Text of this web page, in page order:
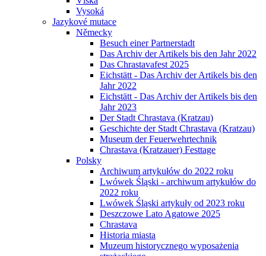
Vysoká
Jazykové mutace
Německy
Besuch einer Partnerstadt
Das Archiv der Artikels bis den Jahr 2022
Das Chrastavafest 2025
Eichstätt - Das Archiv der Artikels bis den
Jahr 2022
Eichstätt - Das Archiv der Artikels bis den
Jahr 2023
Der Stadt Chrastava (Kratzau)
Geschichte der Stadt Chrastava (Kratzau)
Museum der Feuerwehrtechnik
Chrastava (Kratzauer) Festtage
Polsky
Archiwum artykułów do 2022 roku
Lwówek Śląski - archiwum artykułów do
2022 roku
Lwówek Śląski artykuły od 2023 roku
Deszczowe Lato Agatowe 2025
Chrastava
Historia miasta
Muzeum historycznego wyposażenia